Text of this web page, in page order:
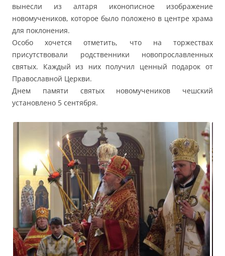
вынесли из алтаря иконописное изображение
новомучеников, которое было положено в центре храма
для поклонения.
Особо хочется отметить, что на торжествах
присутствовали родственники новопрославленных
святых. Каждый из них получил ценный подарок от
Православной Церкви.
Днем памяти святых новомучеников чешский
установлено 5 сентября.